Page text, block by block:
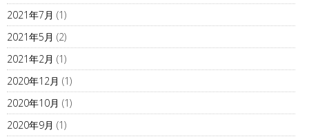
2021年7月 (1)
2021年5月 (2)
2021年2月 (1)
2020年12月 (1)
2020年10月 (1)
2020年9月 (1)